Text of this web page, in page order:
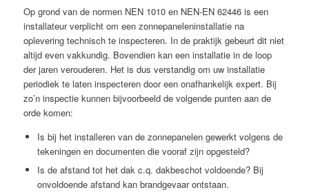
Op grond van de normen NEN 1010 en NEN-EN 62446 is een
installateur verplicht om een zonnepaneleninstallatie na
oplevering technisch te inspecteren. In de praktijk gebeurt dit niet
altijd even vakkundig. Bovendien kan een installatie in de loop
der jaren verouderen. Het is dus verstandig om uw installatie
periodiek te laten inspecteren door een onafhankelijk expert. Bij
zo’n inspectie kunnen bijvoorbeeld de volgende punten aan de
orde komen:
Is bij het installeren van de zonnepanelen gewerkt volgens de
tekeningen en documenten die vooraf zijn opgesteld?
Is de afstand tot het dak c.q. dakbeschot voldoende? Bij
onvoldoende afstand kan brandgevaar ontstaan.